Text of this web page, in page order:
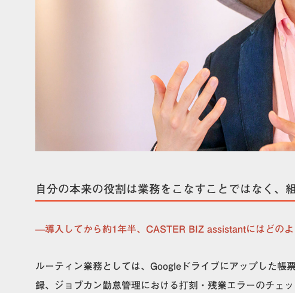
自分の本来の役割は業務をこなすことではなく、
—導入してから約1年半、CASTER BIZ assistantにはどのよ
ルーティン業務としては、Googleドライブにアップした帳
録、ジョブカン勤怠管理における打刻・残業エラーのチェ